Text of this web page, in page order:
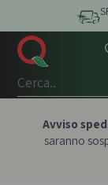
Avviso
saranno